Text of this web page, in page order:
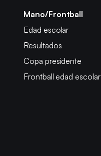
Mano/Frontball
Edad escolar
Resultados
Copa presidente
Frontball edad escolar